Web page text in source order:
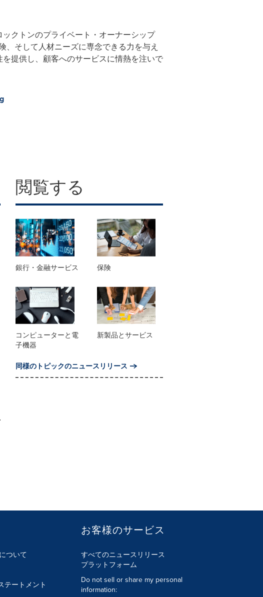
クトンのプライベート・オーナーシップ
、そして人材ニーズに専念できる力を与え
提供し、顧客へのサービスに情熱を注いで
閲覧する
銀行・金融サービス 保険
コンピューターと電
子機器
新製品とサービス
同様のトピックのニュースリリース
ついて
テートメント
お客様のサービス
すべてのニュースリリース
プラットフォーム
Do not sell or share my personal
information: